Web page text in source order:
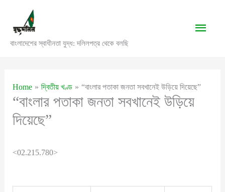
content
বাংলাদেশের স্বাধীনতা যুদ্ধ: দলিলপত্র থেকে বলছি
Main
Home দ্বিতীয় খণ্ড “বাংলার পতাকা জনতা সবখানেই উড়িয়ে দিয়েছে”
“বাংলার পতাকা জনতা সবখানেই উড়িয়ে
দিয়েছে”
<02.215.780>